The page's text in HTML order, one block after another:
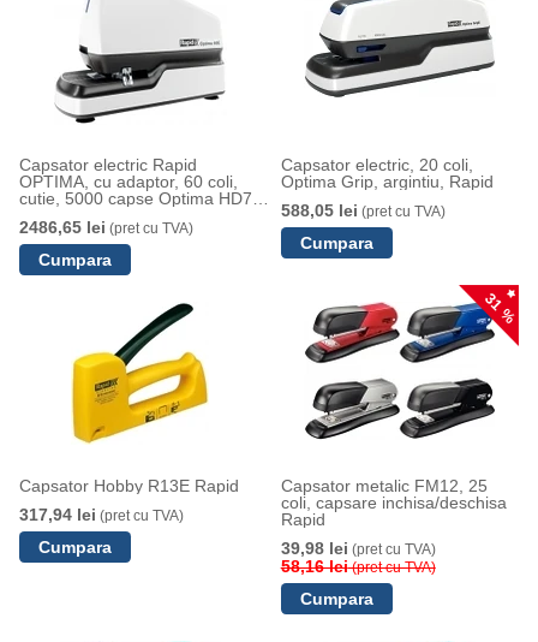
Capsator electric Rapid
OPTIMA, cu adaptor, 60 coli,
cutie, 5000 capse Optima HD70
2486,65 lei (pret cu TVA)
Capsator electric, 20 coli,
Optima Grip, argintiu, Rapid
588,05 lei (pret cu TVA)
Capsator Hobby R13E Rapid
317,94 lei (pret cu TVA)
31 %
Capsator metalic FM12, 25
coli, capsare inchisa/deschisa
Rapid
39,98 lei (pret cu TVA)
58,16 lei(pret cu TVA)